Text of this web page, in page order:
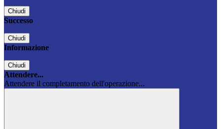
Chiudi
Successo
Chiudi
Informazione
Chiudi
Attendere...
Attendere il completamento dell'operazione...